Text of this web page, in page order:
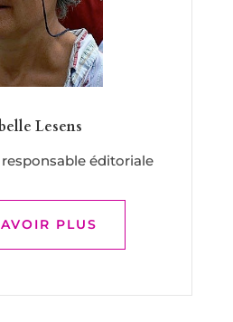
Lesens
éditoriale
PLUS